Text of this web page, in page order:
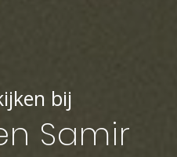
bij
Samir